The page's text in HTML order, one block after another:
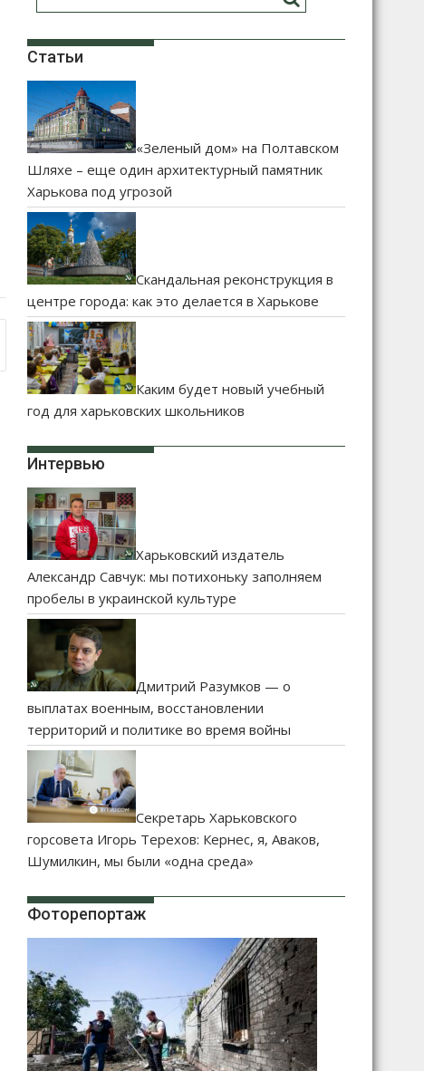
Статьи
«Зеленый дом» на Полтавском
Шляхе – еще один архитектурный памятник
Харькова под угрозой
Скандальная реконструкция в
центре города: как это делается в Харькове
Каким будет новый учебный
год для харьковских школьников
Интервью
Харьковский издатель
Александр Савчук: мы потихоньку заполняем
пробелы в украинской культуре
Дмитрий Разумков — о
выплатах военным, восстановлении
территорий и политике во время войны
Секретарь Харьковского
горсовета Игорь Терехов: Кернес, я, Аваков,
Шумилкин, мы были «одна среда»
Фоторепортаж